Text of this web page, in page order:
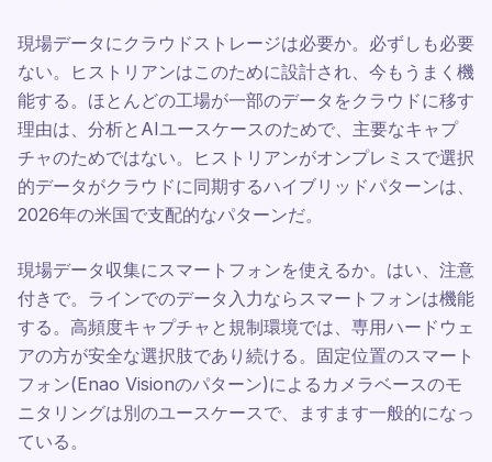
現場データにクラウドストレージは必要か。必ずしも必要
ない。ヒストリアンはこのために設計され、今もうまく機
能する。ほとんどの工場が一部のデータをクラウドに移す
理由は、分析とAIユースケースのためで、主要なキャプ
チャのためではない。ヒストリアンがオンプレミスで選択
的データがクラウドに同期するハイブリッドパターンは、
2026年の米国で支配的なパターンだ。
現場データ収集にスマートフォンを使えるか。はい、注意
付きで。ラインでのデータ入力ならスマートフォンは機能
する。高頻度キャプチャと規制環境では、専用ハードウェ
アの方が安全な選択肢であり続ける。固定位置のスマート
フォン(Enao Visionのパターン)によるカメラベースのモ
ニタリングは別のユースケースで、ますます一般的になっ
ている。